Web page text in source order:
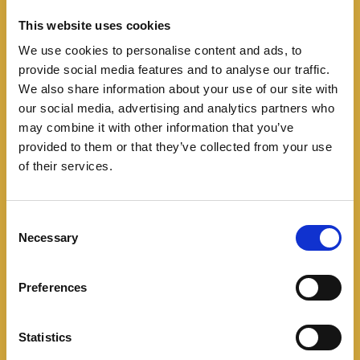
This website uses cookies
We use cookies to personalise content and ads, to
provide social media features and to analyse our traffic.
We also share information about your use of our site with
our social media, advertising and analytics partners who
may combine it with other information that you’ve
provided to them or that they’ve collected from your use
of their services.
Necessary
Preferences
Statistics
Lanzamientos
El Kia EV5 llega a
Colombia con la mejor
autonomía del segmento
Llega al país el crossover compacto eléctrico de la
disponible en versiones Light y Wind. Por fuera se
Leer más